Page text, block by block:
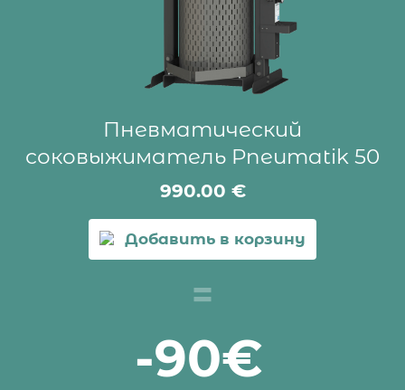
Пневматический
соковыжиматель Pneumatik 50
990.00 €
Добавить в корзину
=
-90€